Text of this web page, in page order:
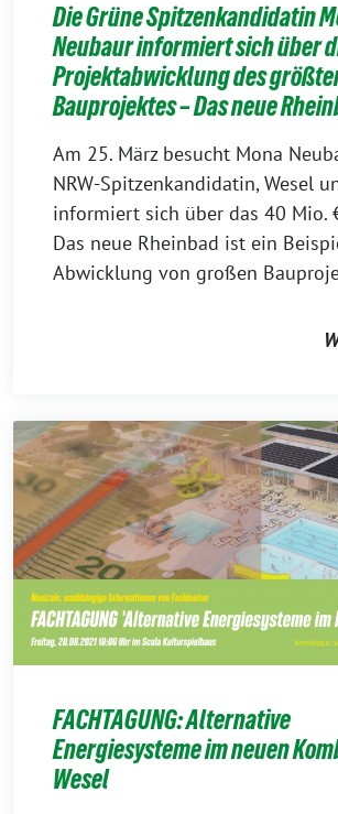
Die Grüne Spitzenkandidatin
Neubaur informiert sich über
Projektabwicklung des
Bauprojektes – Das neue
Am 25. März besucht Mona
NRW-Spitzenkandidatin, Wesel
informiert sich über das 40 Mio.
Das neue Rheinbad ist ein
Abwicklung von großen
FACHTAGUNG: Alternative
Energiesysteme im neuen
Wesel